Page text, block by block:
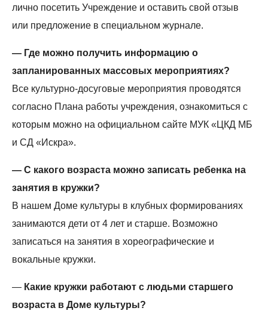
лично посетить Учреждение и оставить свой отзыв
или предложение в специальном журнале.
— Где можно получить информацию о
запланированных массовых мероприятиях?
Все культурно-досуговые мероприятия проводятся
согласно Плана работы учреждения, ознакомиться с
которым можно на официальном сайте МУК «ЦКД МБ
и СД «Искра».
— С какого возраста можно записать ребенка на
занятия в кружки?
В нашем Доме культуры в клубных формированиях
занимаются дети от 4 лет и старше. Возможно
записаться на занятия в хореографические и
вокальные кружки.
— Какие кружки работают с людьми старшего
возраста в Доме культуры?